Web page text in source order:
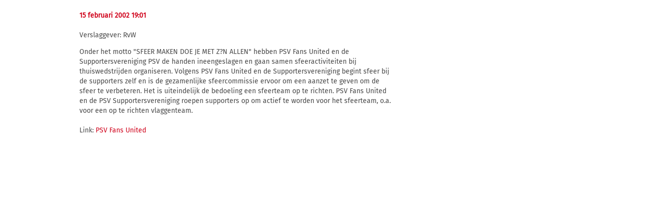
15 februari 2002 19:01
Verslaggever: RvW
Onder het motto "SFEER MAKEN DOE JE MET Z?N ALLEN" hebben PSV Fans United en de
Supportersvereniging PSV de handen ineengeslagen en gaan samen sfeeractiviteiten bij
thuiswedstrijden organiseren. Volgens PSV Fans United en de Supportersvereniging begint sfeer bij
de supporters zelf en is de gezamenlijke sfeercommissie ervoor om een aanzet te geven om de
sfeer te verbeteren. Het is uiteindelijk de bedoeling een sfeerteam op te richten. PSV Fans United
en de PSV Supportersvereniging roepen supporters op om actief te worden voor het sfeerteam, o.a.
voor een op te richten vlaggenteam.
Link: PSV Fans United